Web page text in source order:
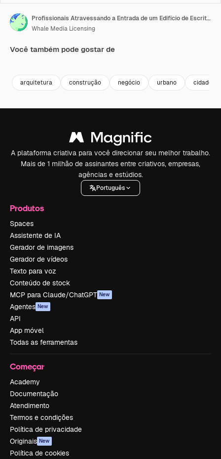
Profissionais Atravessando a Entrada de um Edifício de Escritórios Moderno
Whale Media Licensing
Você também pode gostar de
arquitetura construção negócio urbano cidade
A plataforma criativa para você direcionar seu melhor trabalho.
Mais de 1 milhão de assinantes entre criativos, empresas,
agências e estúdios.
Português
Produtos
Spaces
Assistente de IA
Gerador de imagens
Gerador de vídeos
Texto para voz
Conteúdo de stock
MCP para Claude/ChatGPT New
Agentes New
API
App móvel
Todas as ferramentas
Começar
Academy
Documentação
Atendimento
Termos e condições
Política de privacidade
Originais New
Política de cookies